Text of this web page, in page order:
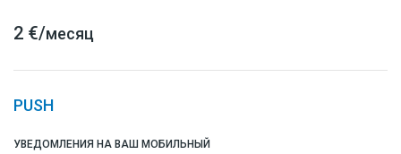
2 €/месяц
PUSH
УВЕДОМЛЕНИЯ НА ВАШ МОБИЛЬНЫЙ